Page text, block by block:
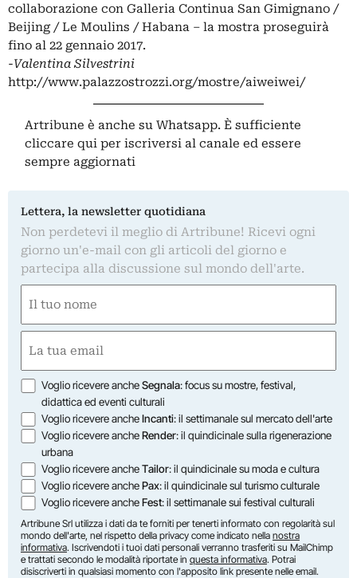
collaborazione con Galleria Continua San Gimignano /
Beijing / Le Moulins / Habana – la mostra proseguirà
fino al 22 gennaio 2017.
-Valentina Silvestrini
http://www.palazzostrozzi.org/mostre/aiweiwei/
Artribune è anche su Whatsapp. È sufficiente
cliccare qui per iscriversi al canale ed essere
sempre aggiornati
Lettera, la newsletter quotidiana
Non perdetevi il meglio di Artribune! Ricevi ogni
giorno un'e-mail con gli articoli del giorno e
partecipa alla discussione sul mondo dell'arte.
(Required)
First
(Required)
Opzioni
Voglio ricevere ancheSegnala: focus su mostre, festival,
didattica ed eventi culturali
Voglio ricevere ancheIncanti: il settimanale sul mercato dell'arte
Voglio ricevere ancheRender: il quindicinale sulla rigenerazione
urbana
Voglio ricevere ancheTailor: il quindicinale su moda e cultura
Voglio ricevere anchePax: il quindicinale sul turismo culturale
Voglio ricevere ancheFest: il settimanale sui festival culturali
Artribune Srl utilizza i dati da te forniti per tenerti informato con regolarità sul
mondo dell'arte, nel rispetto della privacy come indicato nella nostra
informativa. Iscrivendoti i tuoi dati personali verranno trasferiti su MailChimp
e trattati secondo le modalità riportate in questa informativa. Potrai
disiscriverti in qualsiasi momento con l'apposito link presente nelle email.